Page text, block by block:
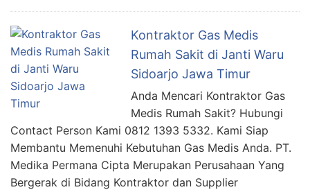
Kontraktor Gas Medis
Rumah Sakit di Janti Waru
Sidoarjo Jawa Timur
Anda Mencari Kontraktor Gas
Medis Rumah Sakit? Hubungi
Contact Person Kami 0812 1393 5332. Kami Siap
Membantu Memenuhi Kebutuhan Gas Medis Anda. PT.
Medika Permana Cipta Merupakan Perusahaan Yang
Bergerak di Bidang Kontraktor dan Supplier